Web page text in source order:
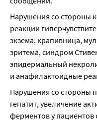
Нарушения со стороны
реакции
экзема, крапивница,
эритема, синдром
эпидермальный
и анафилактоидные
Нарушения со стороны
гепатит, увеличение
ферментов у